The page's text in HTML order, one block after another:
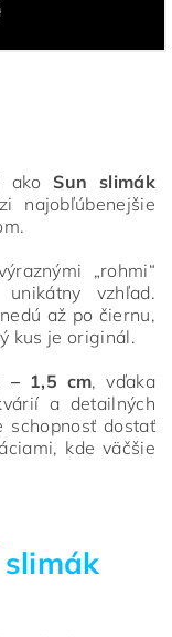
ako Sun slimák
najobľúbenejšie
„rohmi“
vzhľad.
až po čiernu,
kus je originál.
– 1,5 cm, vďaka
a detailných
schopnosť dostať
kde väčšie
slimák